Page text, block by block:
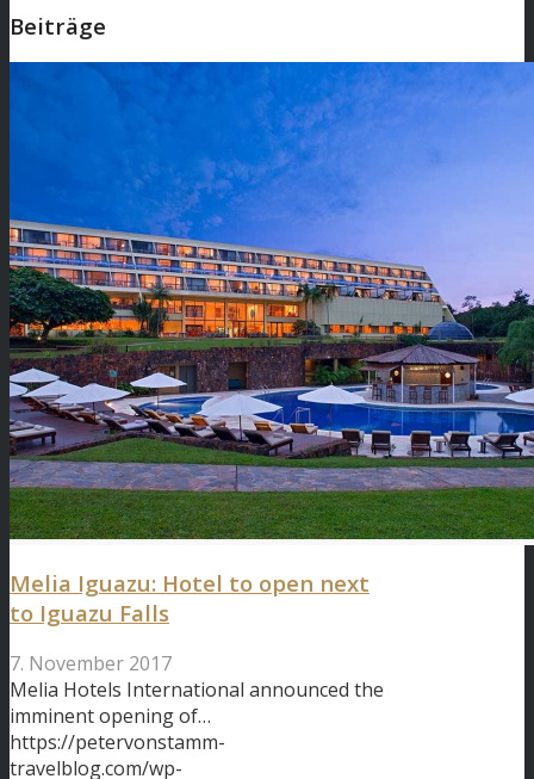
Beiträge
Melia Iguazu: Hotel to open next
to Iguazu Falls
7. November 2017
Melia Hotels International announced the
imminent opening of…
https://petervonstamm-
travelblog.com/wp-